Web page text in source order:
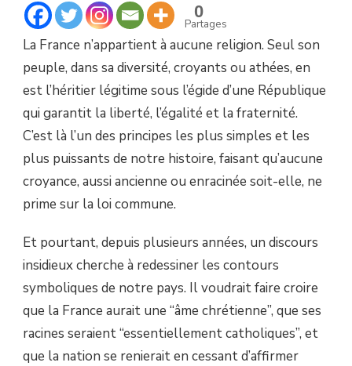
0
Partages
La France n’appartient à aucune religion. Seul son
peuple, dans sa diversité, croyants ou athées, en
est l’héritier légitime sous l’égide d’une République
qui garantit la liberté, l’égalité et la fraternité.
C’est là l’un des principes les plus simples et les
plus puissants de notre histoire, faisant qu’aucune
croyance, aussi ancienne ou enracinée soit-elle, ne
prime sur la loi commune.
Et pourtant, depuis plusieurs années, un discours
insidieux cherche à redessiner les contours
symboliques de notre pays. Il voudrait faire croire
que la France aurait une “âme chrétienne”, que ses
racines seraient “essentiellement catholiques”, et
que la nation se renierait en cessant d’affirmer